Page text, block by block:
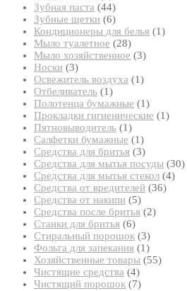
товаров
Зубная паста 4444
товара
Зубные щетки 66
товаров
Кондиционеры для белья 11
Мыло туалетное 2828
товаров
Мыло хозяйственное 33
Носки 33
товара
Освежитель воздуха 11
Отбеливатель 11
товар
Полотенца бумажные 11
товар
Прокладки гигиенические 11
Пятновыводитель 11
товар
Салфетки бумажные 11
товар
Средства для бритья 33
товара
Средства для мытья посуды 3030
Средства для мытья стекол 44
Средства от вредителей 3636
Средства от накипи 55
товаров
Средства после бритья 22
Станки для бритья 66
товаров
Стиральный порошок 33
товара
Фольга для запекания 11
товар
Хозяйственные товары 5555
Чистящие средства 44
товара
Чистящий порошок 77